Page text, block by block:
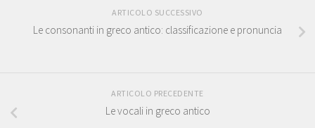
ARTICOLO SUCCESSIVO
Le consonanti in greco antico: classificazione e pronuncia
ARTICOLO PRECEDENTE
Le vocali in greco antico